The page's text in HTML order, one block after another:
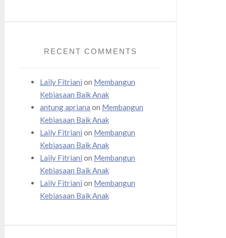
RECENT COMMENTS
Laily Fitriani on Membangun
Kebiasaan Baik Anak
antung apriana on Membangun
Kebiasaan Baik Anak
Laily Fitriani on Membangun
Kebiasaan Baik Anak
Laily Fitriani on Membangun
Kebiasaan Baik Anak
Laily Fitriani on Membangun
Kebiasaan Baik Anak